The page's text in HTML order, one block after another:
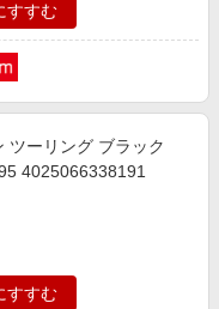
すすむ
ツーリング ブラック
4025066338191
すすむ